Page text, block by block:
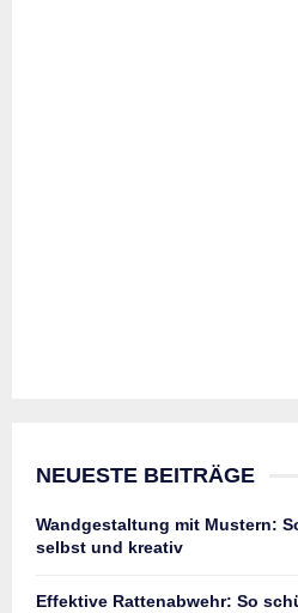
NEUESTE BEITRÄGE
Wandgestaltung mit Mustern:
selbst und kreativ
Effektive Rattenabwehr: So